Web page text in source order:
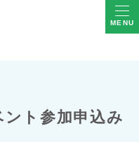
MENU
ト参加申込み